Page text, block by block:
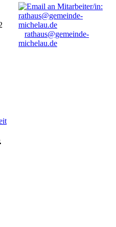
rathaus@gemeinde-
michelau.de